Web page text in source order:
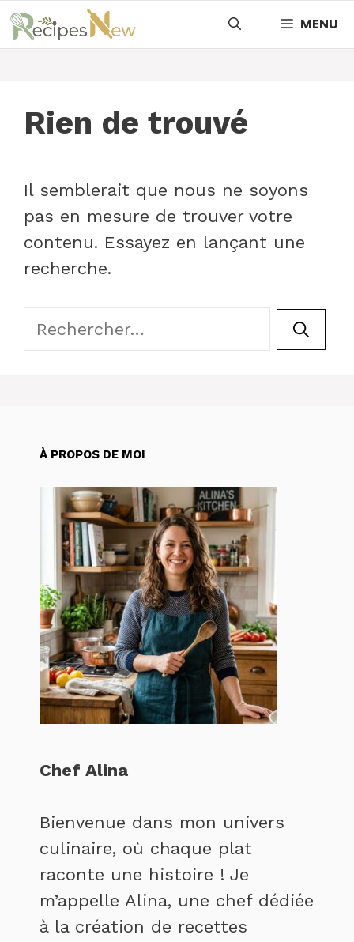
Aller
au
MENU
Rien de trouvé
Il semblerait que nous ne soyons
pas en mesure de trouver votre
contenu. Essayez en lançant une
recherche.
Rechercher :
À PROPOS DE MOI
Chef Alina
Bienvenue dans mon univers
culinaire, où chaque plat
raconte une histoire ! Je
m’appelle Alina, une chef dédiée
à la création de recettes